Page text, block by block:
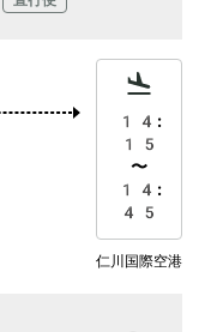
14:
15
〜
14:
45
仁川国際空港